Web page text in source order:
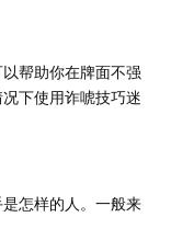
帮助你在牌面不强
下使用诈唬技巧迷
怎样的人。一般来